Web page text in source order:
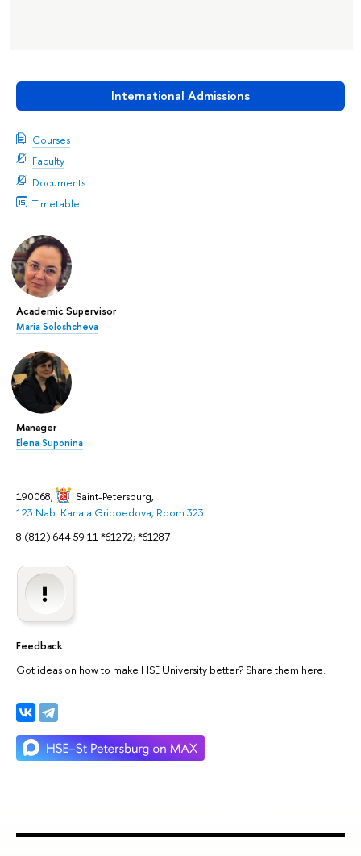
International Admissions
Courses
Faculty
Documents
Timetable
Academic Supervisor
Maria Soloshcheva
Manager
Elena Suponina
190068, Saint-Petersburg,
123 Nab. Kanala Griboedova, Room 323
8 (812) 644 59 11 *61272; *61287
Feedback
Got ideas on how to make HSE University better? Share them here.